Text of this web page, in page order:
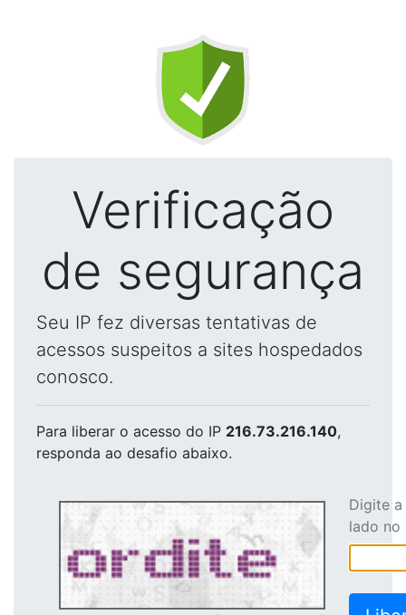
Verificação
de segurança
Seu IP fez diversas tentativas de
acessos suspeitos a sites hospedados
conosco.
Para liberar o acesso do IP 216.73.216.140,
responda ao desafio abaixo.
Digite
lado no